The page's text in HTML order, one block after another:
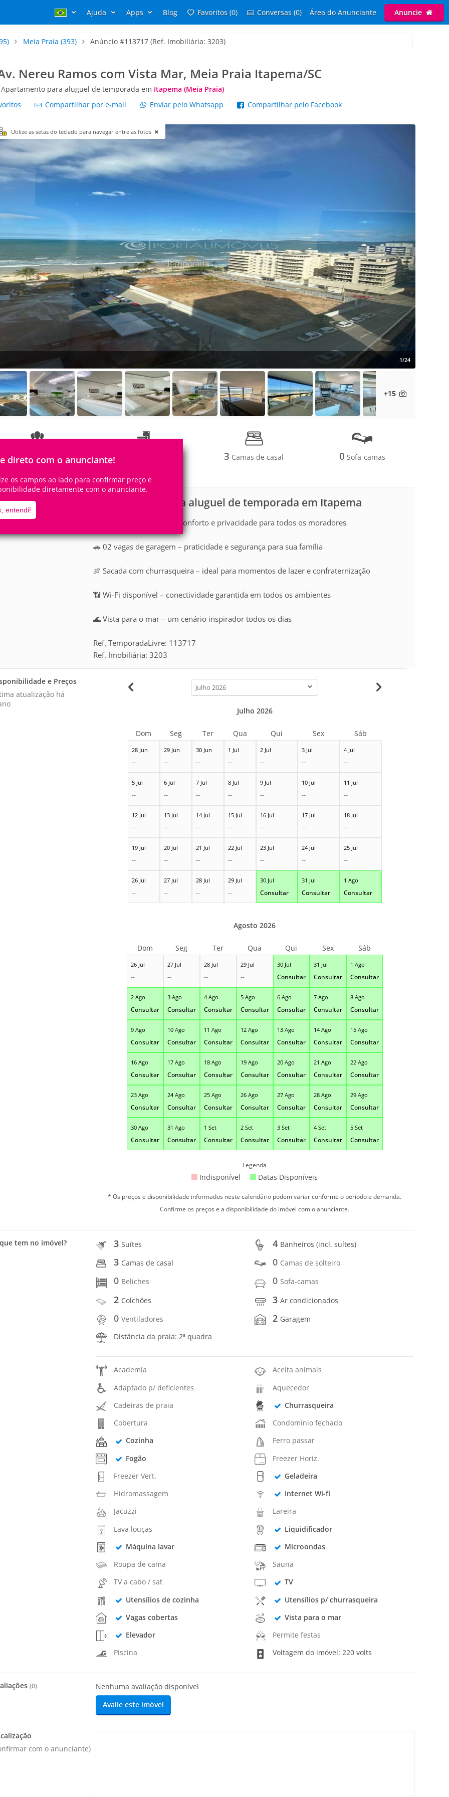
Ajuda Apps Blog Favoritos (0) Conversas (0) Área do Anunciante Anuncie
Meia Praia (393) Anúncio #113717 (Ref. Imobiliária: 3203)
Nereu Ramos com Vista Mar, Meia Praia Itapema/SC
Apartamento para aluguel de temporada em Itapema (Meia Praia)
Compartilhar por e-mail Enviar pelo Whatsapp Compartilhar pelo Facebook
direto com o anunciante!
os campos ao lado para confirmar preço e
diretamente com o anunciante.
entendi!
Utilize as setas do teclado para navegar entre as fotos
1/24
+15
8Pessoas 3 Camas de casal 0 Sofa-camas
Apartamento para aluguel de temporada em Itapema
🛏️ 03 suítes espaçosas – conforto e privacidade para todos os moradores
🚗 02 vagas de garagem – praticidade e segurança para sua família
🍖 Sacada com churrasqueira – ideal para momentos de lazer e confraternização
📶 Wi-Fi disponível – conectividade garantida em todos os ambientes
🌊 Vista para o mar – um cenário inspirador todos os dias
Ref. TemporadaLivre: 113717
Ref. Imobiliária: 3203
e Preços
atualização há
calendar-
month
28 Jun
--
29 Jun
--
30 Jun
--
1 Jul
--
2 Jul
--
3 Jul
--
4 Jul
--
5 Jul
--
6 Jul
--
7 Jul
--
8 Jul
--
9 Jul
--
10 Jul
--
11 Jul
--
12 Jul
--
13 Jul
--
14 Jul
--
15 Jul
--
16 Jul
--
17 Jul
--
18 Jul
--
19 Jul
--
20 Jul
--
21 Jul
--
22 Jul
--
23 Jul
--
24 Jul
--
25 Jul
--
26 Jul
--
27 Jul
--
28 Jul
--
29 Jul
--
30 Jul
Consultar
31 Jul
Consultar
1 Ago
Consultar
Julho 2026
Dom Seg Ter Qua Qui Sex Sáb
26 Jul
--
27 Jul
--
28 Jul
--
29 Jul
--
30 Jul
Consultar
31 Jul
Consultar
1 Ago
Consultar
2 Ago
Consultar
3 Ago
Consultar
4 Ago
Consultar
5 Ago
Consultar
6 Ago
Consultar
7 Ago
Consultar
8 Ago
Consultar
9 Ago
Consultar
10 Ago
Consultar
11 Ago
Consultar
12 Ago
Consultar
13 Ago
Consultar
14 Ago
Consultar
15 Ago
Consultar
16 Ago
Consultar
17 Ago
Consultar
18 Ago
Consultar
19 Ago
Consultar
20 Ago
Consultar
21 Ago
Consultar
22 Ago
Consultar
23 Ago
Consultar
24 Ago
Consultar
25 Ago
Consultar
26 Ago
Consultar
27 Ago
Consultar
28 Ago
Consultar
29 Ago
Consultar
30 Ago
Consultar
31 Ago
Consultar
1 Set
Consultar
2 Set
Consultar
3 Set
Consultar
4 Set
Consultar
5 Set
Consultar
Agosto 2026
Dom Seg Ter Qua Qui Sex Sáb
Legenda
Indisponível Datas Disponíveis
* Os preços e disponibilidade informados neste calendário podem variar conforme o período e demanda.
Confirme os preços e a disponibilidade do imóvel com o anunciante.
tem no imóvel? 3Suítes 4 Banheiros (incl. suítes)
3 Camas de casal 0 Camas de solteiro
0 Beliches 0 Sofa-camas
2 Colchões 3Ar condicionados
0Ventiladores 2 Garagem
Distância da praia: 2ª quadra
Academia
Aceita animais
Adaptado p/ deficientes
Aquecedor
Cadeiras de praia
Churrasqueira
Cobertura
Condomínio fechado
Cozinha
Ferro passar
Fogão
Freezer Horiz.
Freezer Vert.
Geladeira
Hidromassagem
Internet Wi-fi
Jacuzzi
Lareira
Lava louças
Liquidificador
Máquina lavar
Microondas
Roupa de cama
Sauna
TV a cabo / sat
TV
Utensílios de cozinha
Utensílios p/ churrasqueira
Vagas cobertas
Vista para o mar
Elevador
Permite festas
Piscina
Voltagem do imóvel: 220 volts
(0)
Nenhuma avaliação disponível
Avalie este imóvel
com o anunciante)